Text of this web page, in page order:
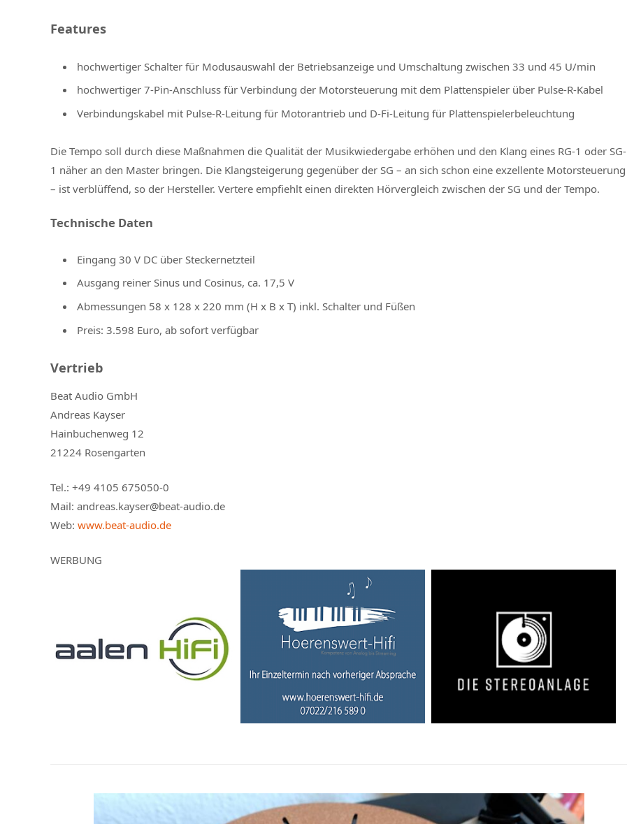
Features
hochwertiger Schalter für Modusauswahl der Betriebsanzeige und Umschaltung zwischen 33 und 45 U/min
hochwertiger 7-Pin-Anschluss für Verbindung der Motorsteuerung mit dem Plattenspieler über Pulse-R-Kabel
Verbindungskabel mit Pulse-R-Leitung für Motorantrieb und D-Fi-Leitung für Plattenspielerbeleuchtung
Die Tempo soll durch diese Maßnahmen die Qualität der Musikwiedergabe erhöhen und den Klang eines RG-1 oder SG-
1 näher an den Master bringen. Die Klangsteigerung gegenüber der SG – an sich schon eine exzellente Motorsteuerung
– ist verblüffend, so der Hersteller. Vertere empfiehlt einen direkten Hörvergleich zwischen der SG und der Tempo.
Technische Daten
Eingang 30 V DC über Steckernetzteil
Ausgang reiner Sinus und Cosinus, ca. 17,5 V
Abmessungen 58 x 128 x 220 mm (H x B x T) inkl. Schalter und Füßen
Preis: 3.598 Euro, ab sofort verfügbar
Vertrieb
Beat Audio GmbH
Andreas Kayser
Hainbuchenweg 12
21224 Rosengarten
Tel.: +49 4105 675050-0
Mail: andreas.kayser@beat-audio.de
Web: www.beat-audio.de
WERBUNG